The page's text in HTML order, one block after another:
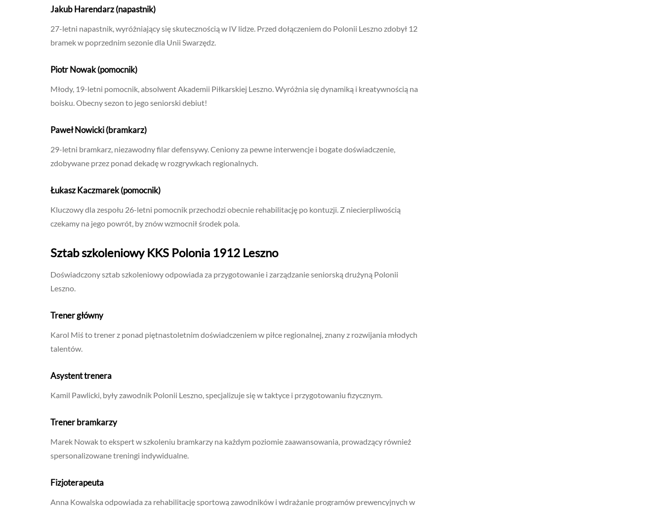
Jakub Harendarz (napastnik)
27-letni napastnik, wyróżniający się skutecznością w IV lidze. Przed dołączeniem do Polonii Leszno zdobył 12
bramek w poprzednim sezonie dla Unii Swarzędz.
Piotr Nowak (pomocnik)
Młody, 19-letni pomocnik, absolwent Akademii Piłkarskiej Leszno. Wyróżnia się dynamiką i kreatywnością na
boisku. Obecny sezon to jego seniorski debiut!
Paweł Nowicki (bramkarz)
29-letni bramkarz, niezawodny filar defensywy. Ceniony za pewne interwencje i bogate doświadczenie,
zdobywane przez ponad dekadę w rozgrywkach regionalnych.
Łukasz Kaczmarek (pomocnik)
Kluczowy dla zespołu 26-letni pomocnik przechodzi obecnie rehabilitację po kontuzji. Z niecierpliwością
czekamy na jego powrót, by znów wzmocnił środek pola.
Sztab szkoleniowy KKS Polonia 1912 Leszno
Doświadczony sztab szkoleniowy odpowiada za przygotowanie i zarządzanie seniorską drużyną Polonii
Leszno.
Trener główny
Karol Miś to trener z ponad piętnastoletnim doświadczeniem w piłce regionalnej, znany z rozwijania młodych
talentów.
Asystent trenera
Kamil Pawlicki, były zawodnik Polonii Leszno, specjalizuje się w taktyce i przygotowaniu fizycznym.
Trener bramkarzy
Marek Nowak to ekspert w szkoleniu bramkarzy na każdym poziomie zaawansowania, prowadzący również
spersonalizowane treningi indywidualne.
Fizjoterapeuta
Anna Kowalska odpowiada za rehabilitację sportową zawodników i wdrażanie programów prewencyjnych w